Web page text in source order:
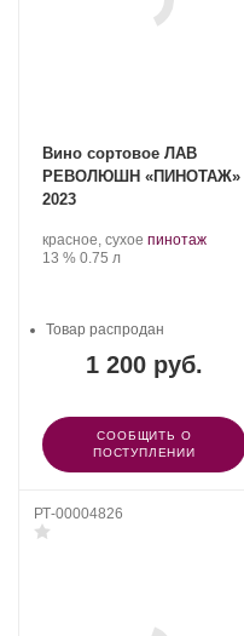
Вино сортовое ЛАВ
РЕВОЛЮШН «ПИНОТАЖ»
2023
красное, сухое .пинотаж.
Крепость
13 %. Объем
0.75 л
1 200 руб.
Товар распродан
СООБЩИТЬ О
ПОСТУПЛЕНИИ
РТ-00004826